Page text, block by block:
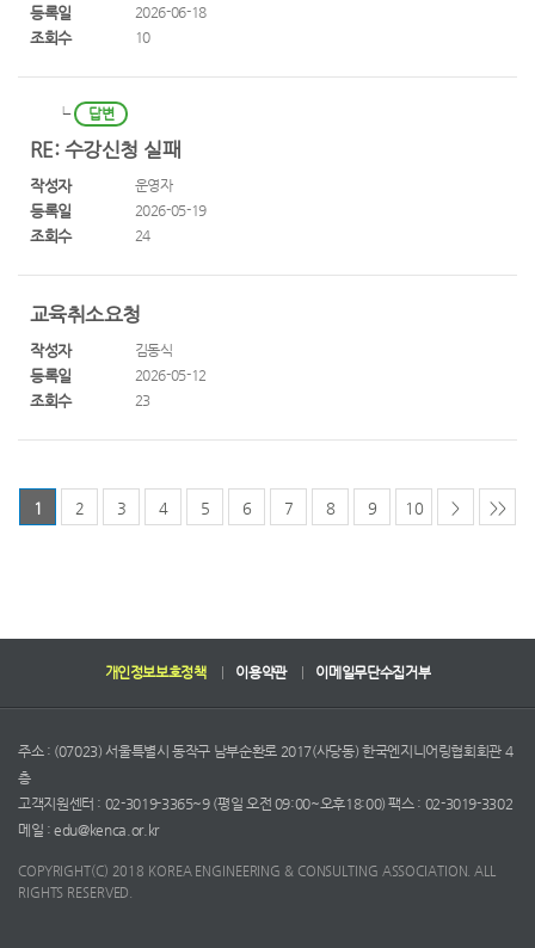
등록일 2026-06-18
조회수 10
┕ 답변
RE: 수강신청 실패
작성자 운영자
등록일 2026-05-19
조회수 24
교육취소요청
작성자 김동식
등록일 2026-05-12
조회수 23
1 2 3 4 5 6 7 8 9 10 > >>
개인정보보호정책 이용약관 이메일무단수집거부
주소 : (07023) 서울특별시 동작구 남부순환로 2017(사당동) 한국엔지니어링협회회관 4
층
고객지원센터 : 02-3019-3365~9 (평일 오전 09:00~오후18:00) 팩스 : 02-3019-3302
메일 : edu@kenca.or.kr
COPYRIGHT(C) 2018 KOREA ENGINEERING & CONSULTING ASSOCIATION. ALL
RIGHTS RESERVED.